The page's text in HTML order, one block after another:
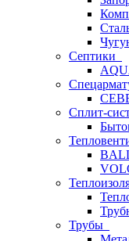
Септики
Сплит-
Трубы